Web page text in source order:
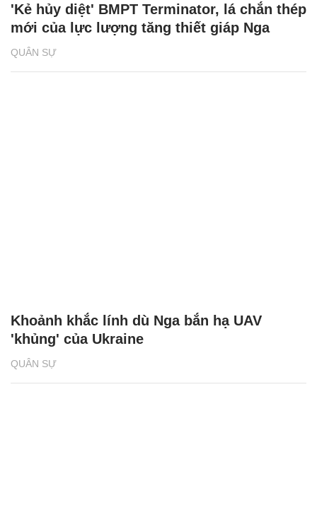
QUÂN SỰ
'Kẻ hủy diệt' BMPT Terminator, lá chắn thép
mới của lực lượng tăng thiết giáp Nga
QUÂN SỰ
Khoảnh khắc lính dù Nga bắn hạ UAV
'khủng' của Ukraine